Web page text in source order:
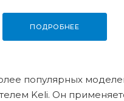
ПОДРОБНЕЕ
популярных
Keli. Он